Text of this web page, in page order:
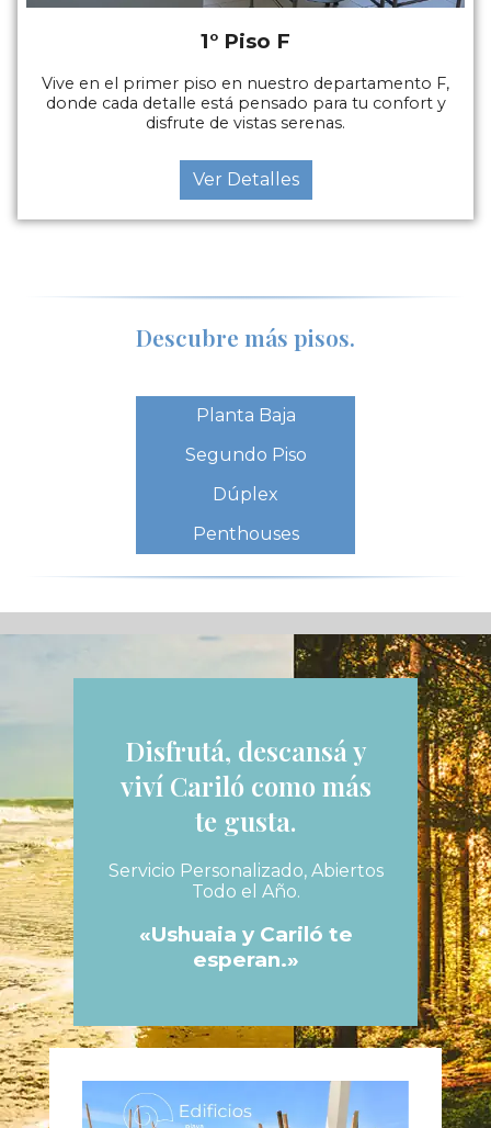
1° Piso F
Vive en el primer piso en nuestro departamento F,
donde cada detalle está pensado para tu confort y
disfrute de vistas serenas.
Ver Detalles
Descubre más pisos.
Planta Baja
Segundo Piso
Dúplex
Penthouses
Disfrutá, descansá y
viví Cariló como más
te gusta.
Servicio Personalizado, Abiertos
Todo el Año.
«Ushuaia y Cariló te
esperan.»